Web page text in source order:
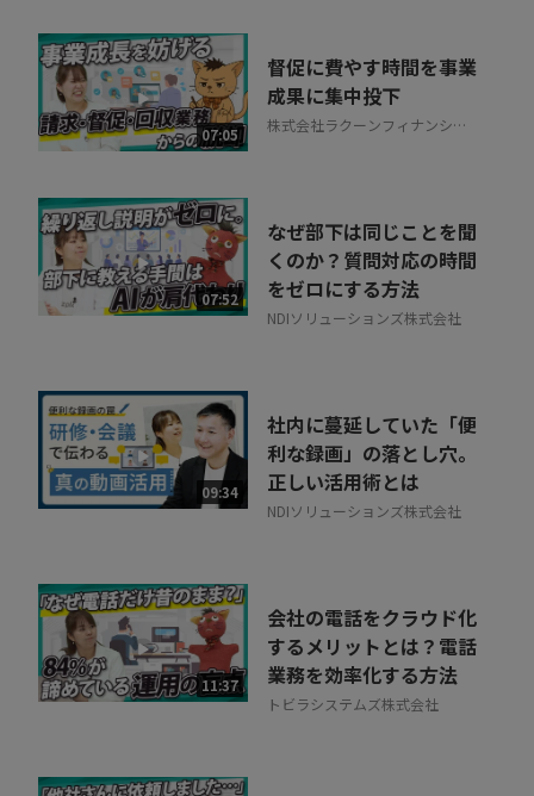
07:05
督促に費やす時間を事業
成果に集中投下
株式会社ラクーンフィナンシャ
07:52
なぜ部下は同じことを聞
くのか？質問対応の時間
をゼロにする方法
NDIソリューションズ株式会社
09:34
社内に蔓延していた「便
利な録画」の落とし穴。
正しい活用術とは
NDIソリューションズ株式会社
11:37
会社の電話をクラウド化
するメリットとは？電話
業務を効率化する方法
トビラシステムズ株式会社